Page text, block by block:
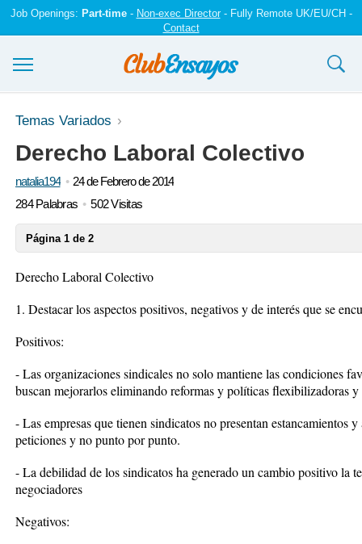
Job Openings: Part-time- Non-exec Director- Fully Remote UK/EU/CH -
Contact
Ensayos y trabajos
Registrarse
Iniciar sesión
Temas Variados
Derecho Laboral Colectivo
natalia194
24 de Febrero de 2014
284 Palabras
502 Visitas
Página 1 de 2
Derecho Laboral Colectivo
1. Destacar los aspectos positivos, negativos y de interés que se
Positivos:
- Las organizaciones sindicales no solo mantiene las condiciones
buscan mejorarlos eliminando reformas y políticas flexibilizadoras
- Las empresas que tienen sindicatos no presentan estancamientos
peticiones y no punto por punto.
- La debilidad de los sindicatos ha generado un cambio positivo la
negociadores
Negativos: